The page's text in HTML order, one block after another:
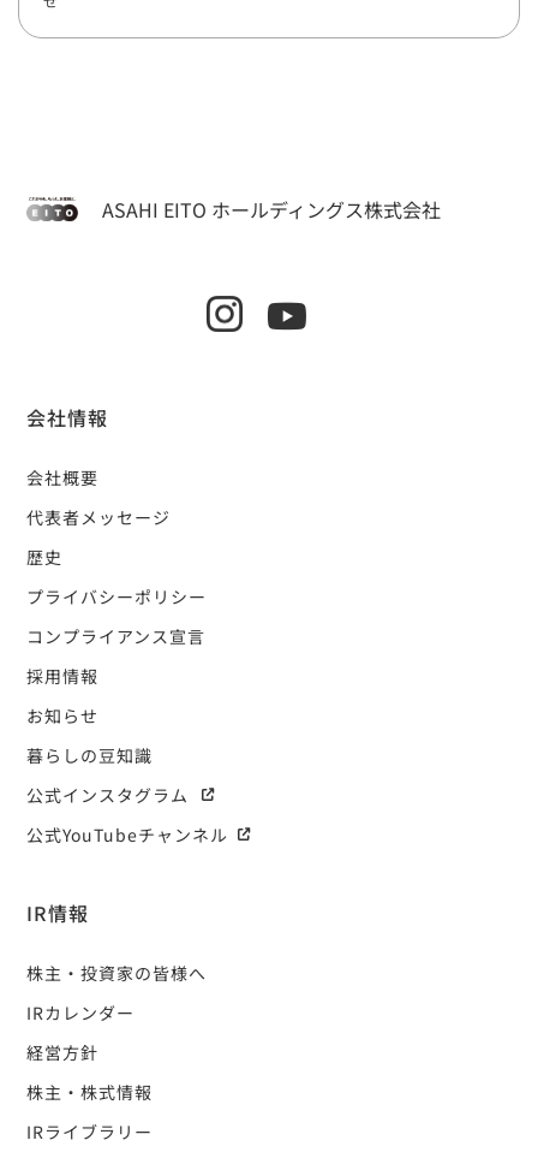
ASAHI EITO ホールディングス株式会社
会社情報
会社概要
代表者メッセージ
歴史
プライバシーポリシー
コンプライアンス宣言
採用情報
お知らせ
暮らしの豆知識
公式インスタグラム
公式YouTubeチャンネル
IR情報
株主・投資家の皆様へ
IRカレンダー
経営方針
株主・株式情報
IRライブラリー